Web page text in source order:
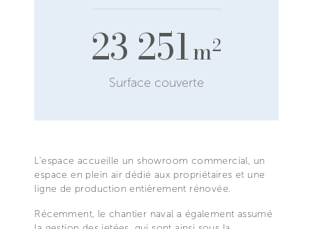
23 251m2
Surface couverte
L'espace accueille un showroom commercial, un
espace en plein air dédié aux propriétaires et une
ligne de production entièrement rénovée.
Récemment, le chantier naval a également assumé